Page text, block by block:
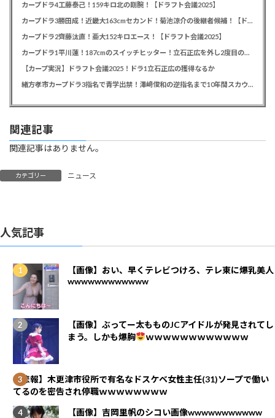
カープドラ4工藤泰己！159キロ北の剛腕！【ドラフト会議2025】
カープドラ3勝田成！近畿大163cmセカンド！菊池涼介の後継者候補！【ドラフト会議2025】
カープドラ2齊藤汰直！亜大152キロエース！【ドラフト会議2025】
カープドラ1平川蓮！187cmのスイッチヒッター！立石正広を外し2度目の重複も新井監督がクジを引き当てる！【ドラフト会議2025】
【カープ実況】ドラフト会議2025！ドラ1立石正広の獲得なるか
緒方孝市カープドラ3指名で青学出禁！澤﨑俊和の逆指名まで10年間スカウト出禁
関連記事
関連記事はありません。
カテゴリー ニュース
人気記事
【画像】おい、早くテレビつけろ、テレ東に爆乳美人
wwwwwwwwwwww
【画像】ぶってー太もものJCアイドルが発見されてし
まう。しかも爆胸
ｗｗｗｗｗｗｗｗｗｗｗｗ
【悲報】木更津市役所で有名なドスケベ女性主任(31)ソープで働い
てるのを密告され停職ｗｗｗｗｗｗｗｗ
【画像】吉岡里帆のシコい画像wwwwwwwwwww